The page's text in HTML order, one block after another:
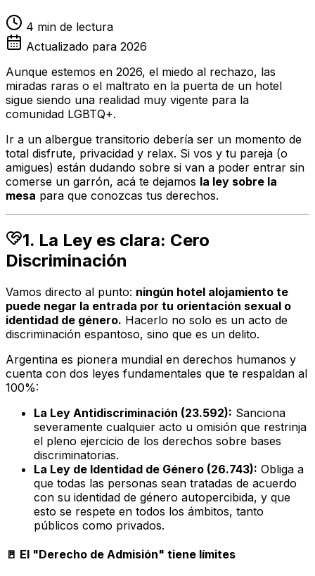
4 min de lectura
Actualizado para 2026
Aunque estemos en 2026, el miedo al rechazo, las
miradas raras o el maltrato en la puerta de un hotel
sigue siendo una realidad muy vigente para la
comunidad LGBTQ+.
Ir a un albergue transitorio debería ser un momento de
total disfrute, privacidad y relax. Si vos y tu pareja (o
amigues) están dudando sobre si van a poder entrar sin
comerse un garrón, acá te dejamos la ley sobre la
mesa para que conozcas tus derechos.
1. La Ley es clara: Cero
Discriminación
Vamos directo al punto: ningún hotel alojamiento te
puede negar la entrada por tu orientación sexual o
identidad de género. Hacerlo no solo es un acto de
discriminación espantoso, sino que es un delito.
Argentina es pionera mundial en derechos humanos y
cuenta con dos leyes fundamentales que te respaldan al
100%:
La Ley Antidiscriminación (23.592): Sanciona
severamente cualquier acto u omisión que restrinja
el pleno ejercicio de los derechos sobre bases
discriminatorias.
La Ley de Identidad de Género (26.743): Obliga a
que todas las personas sean tratadas de acuerdo
con su identidad de género autopercibida, y que
esto se respete en todos los ámbitos, tanto
públicos como privados.
🚪 El "Derecho de Admisión" tiene límites